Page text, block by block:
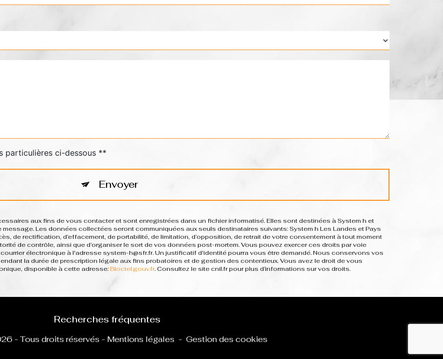
particulières ci-dessous **
Envoyer
aux fins de vous contacter et sont enregistrées dans un fichier informatisé. Elles sont destinées à System h et
Les données collectées seront communiquées aux seuls destinataires suivants: System h Les Landes et Pays
de rectification, d’effacement, de portabilité, de limitation, d’opposition, de retrait de votre consentement à tout moment
de contrôle, ainsi que d’organiser le sort de vos données post-mortem. Vous pouvez exercer ces droits par voie
électronique à l'adresse system-h@sfr.fr. Un justificatif d'identité pourra vous être demandé. Nous conservons vos
la durée de prescription légale aux fins probatoires et de gestion des contentieux. Vous avez le droit de vous
disponible à cette adresse:Bloctel.gouv.fr. Consultez le site cnil.fr pour plus d’informations sur vos droits.
Recherches fréquentes
- Tous droits réservés - Mentions légales - Gestion des cookies